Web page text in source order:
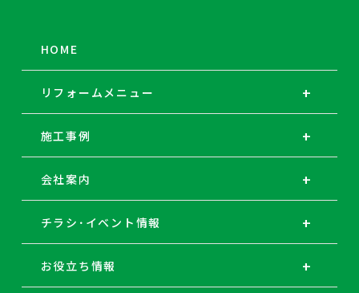
HOME
リフォームメニュー
施工事例
会社案内
チラシ･イベント情報
お役立ち情報